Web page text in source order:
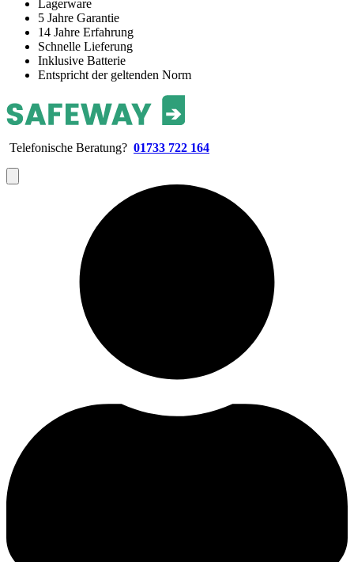
Lagerware
5 Jahre Garantie
14 Jahre Erfahrung
Schnelle Lieferung
Inklusive Batterie
Entspricht der geltenden Norm
Telefonische Beratung? 01733 722 164